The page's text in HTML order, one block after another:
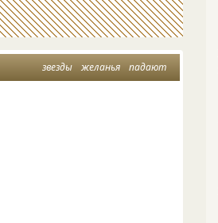
звезды желанья падают